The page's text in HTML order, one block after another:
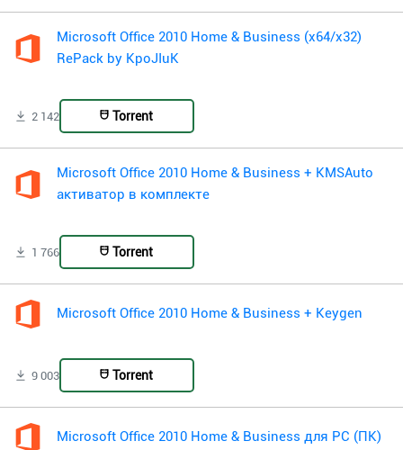
Microsoft Office 2010 Home & Business (x64/x32)
RePack by KpoJIuK
2 142 Torrent
Microsoft Office 2010 Home & Business + KMSAuto
активатор в комплекте
1 766 Torrent
Microsoft Office 2010 Home & Business + Keygen
9 003 Torrent
Microsoft Office 2010 Home & Business для PC (ПК)